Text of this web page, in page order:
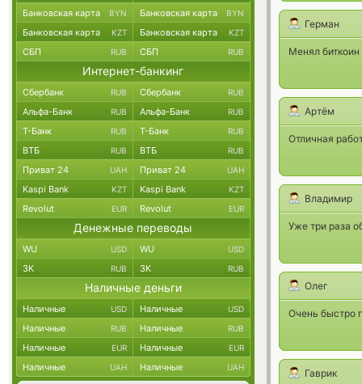
Герман
Менял
Артём
Отличная
Владимир
Уже три раза
Олег
Очень быстро
Гаврик
Банковская карта BYN Банковская карта BYN
Банковская карта KZT Банковская карта KZT
СБП RUB СБП RUB
Интернет-банкинг
Сбербанк RUB Сбербанк RUB
Альфа-Банк RUB Альфа-Банк RUB
Т-Банк RUB Т-Банк RUB
ВТБ RUB ВТБ RUB
Приват 24 UAH Приват 24 UAH
Kaspi Bank KZT Kaspi Bank KZT
Revolut EUR Revolut EUR
Денежные переводы
WU USD WU USD
ЗК RUB ЗК RUB
Наличные деньги
Наличные USD Наличные USD
Наличные RUB Наличные RUB
Наличные EUR Наличные EUR
Наличные UAH Наличные UAH